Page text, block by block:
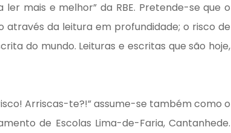
mais e melhor” da RBE. Pretende-se que o
através da leitura em profundidade; o risco de
do mundo. Leituras e escritas que são hoje,
Arriscas-te?!” assume-se também como o
de Escolas Lima-de-Faria, Cantanhede.